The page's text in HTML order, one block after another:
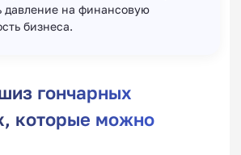
давление на финансовую
бизнеса.
гончарных
которые можно